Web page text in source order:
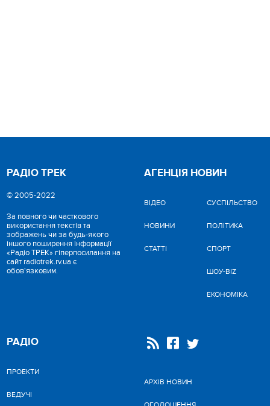
РАДІО ТРЕК
© 2005-2022
За повного чи часткового
використання текстів та
зображень чи за будь-якого
іншого поширення інформації
«Радіо ТРЕК» гіперпосилання на
сайт radiotrek.rv.ua є
обов'язковим.
АГЕНЦІЯ НОВИН
ВІДЕО
НОВИНИ
СТАТТІ
CУСПІЛЬСТВО
ПОЛІТИКА
СПОРТ
ШОУ-BIZ
ЕКОНОМІКА
РАДІО
ПРОЕКТИ
ВЕДУЧІ
АРХІВ НОВИН